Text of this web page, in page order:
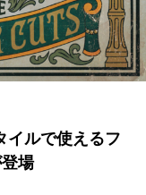
イルで使えるフ
場